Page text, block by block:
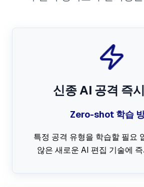
신종 AI 공격 즉
Zero-shot 학습
특정 공격 유형을 학습할 필요
않은 새로운 AI 편집 기술에